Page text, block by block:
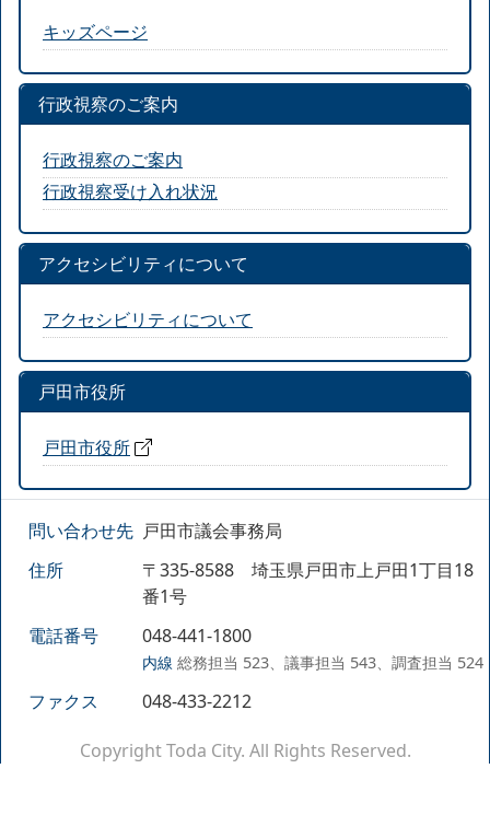
キッズページ
行政視察のご案内
行政視察のご案内
行政視察受け入れ状況
アクセシビリティについて
アクセシビリティについて
戸田市役所
戸田市役所
問い合わせ先 戸田市議会事務局
住所
〒335-8588 埼玉県戸田市上戸田1丁目18
番1号
電話番号
048-441-1800
内線 総務担当 523、議事担当 543、調査担当 524
ファクス 048-433-2212
Copyright Toda City. All Rights Reserved.